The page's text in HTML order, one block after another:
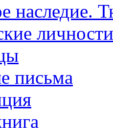
наследие.
личности
письма